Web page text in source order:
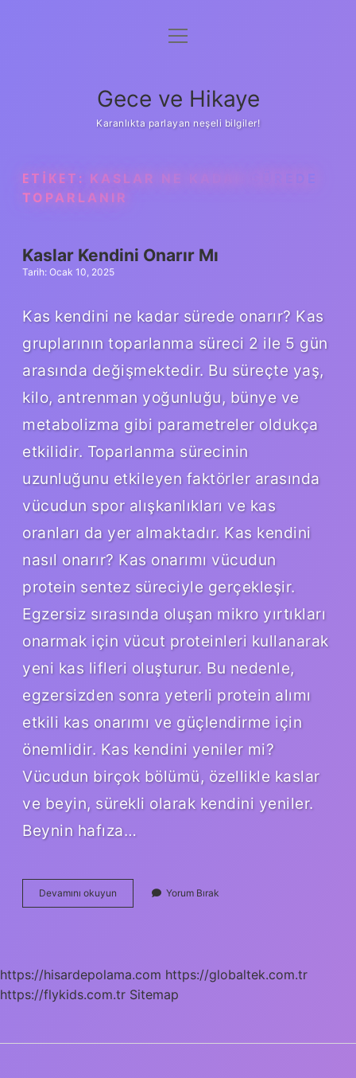
Anasayfa
Yasal Uyarı
menüyü
Gece ve Hikaye
Karanlıkta parlayan neşeli bilgiler!
ETIKET: KASLAR NE KADAR SÜREDE
TOPARLANIR
Kaslar Kendini Onarır Mı
Tarih: Ocak 10, 2025
Kas kendini ne kadar sürede onarır? Kas
gruplarının toparlanma süreci 2 ile 5 gün
arasında değişmektedir. Bu süreçte yaş,
kilo, antrenman yoğunluğu, bünye ve
metabolizma gibi parametreler oldukça
etkilidir. Toparlanma sürecinin
uzunluğunu etkileyen faktörler arasında
vücudun spor alışkanlıkları ve kas
oranları da yer almaktadır. Kas kendini
nasıl onarır? Kas onarımı vücudun
protein sentez süreciyle gerçekleşir.
Egzersiz sırasında oluşan mikro yırtıkları
onarmak için vücut proteinleri kullanarak
yeni kas lifleri oluşturur. Bu nedenle,
egzersizden sonra yeterli protein alımı
etkili kas onarımı ve güçlendirme için
önemlidir. Kas kendini yeniler mi?
Vücudun birçok bölümü, özellikle kaslar
ve beyin, sürekli olarak kendini yeniler.
Beynin hafıza…
Devamını okuyun
Kendini
Yorum Bırak
https://hisardepolama.com https://globaltek.com.tr
https://flykids.com.tr Sitemap